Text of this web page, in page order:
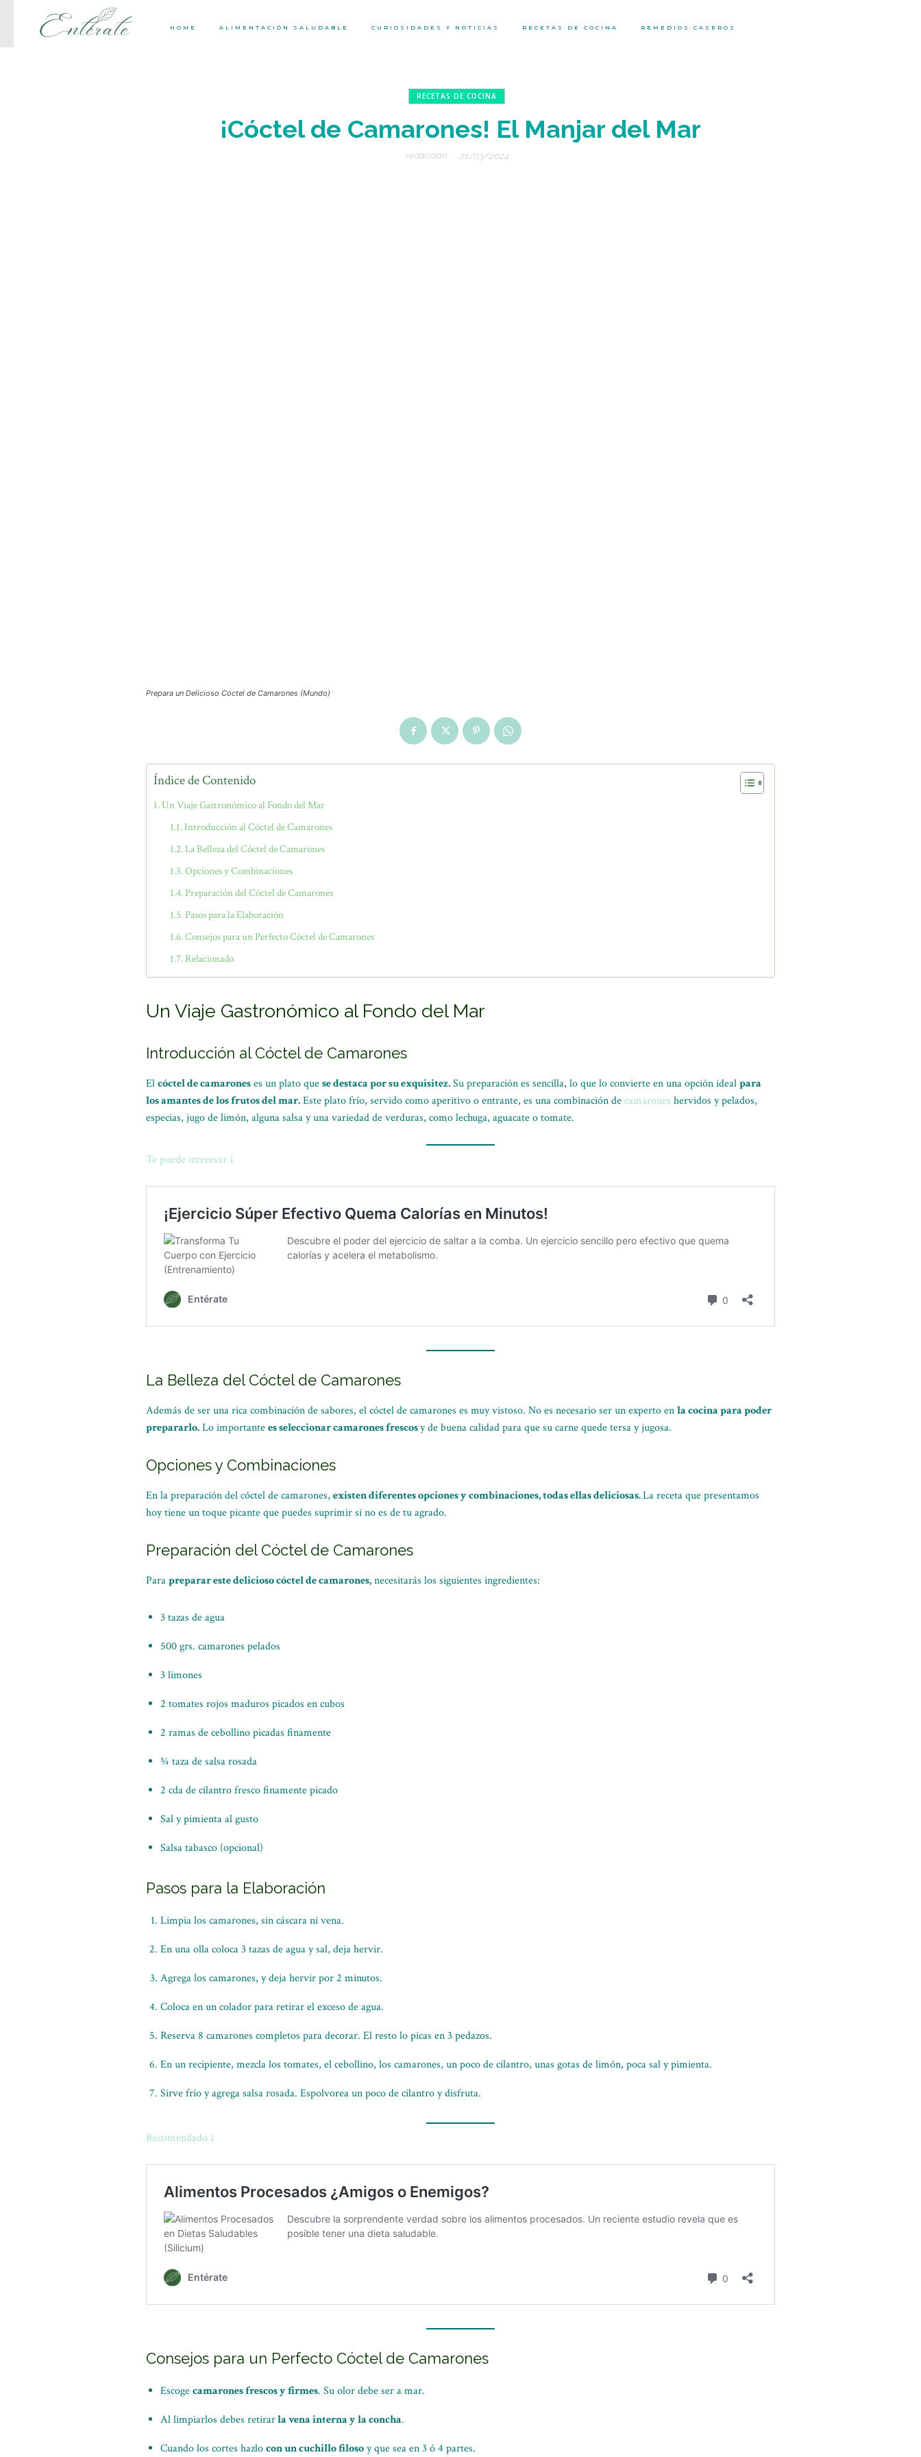
HOME ALIMENTACIÓN SALUDABLE CURIOSIDADES Y NOTICIAS RECETAS DE COCINA REMEDIOS CASEROS
RECETAS DE COCINA
¡Cóctel de Camarones! El Manjar del Mar
redacción 21/03/2024
Prepara un Delicioso Cóctel de Camarones (Mundo)
Índice de Contenido
Un Viaje Gastronómico al Fondo del Mar
Introducción al Cóctel de Camarones
La Belleza del Cóctel de Camarones
Opciones y Combinaciones
Preparación del Cóctel de Camarones
Pasos para la Elaboración
Consejos para un Perfecto Cóctel de Camarones
Relacionado
Un Viaje Gastronómico al Fondo del Mar
Introducción al Cóctel de Camarones
Elcóctel de camaroneses un plato quese destaca por su exquisitez.Su preparación es sencilla, lo que lo convierte en una opción idealpara
los amantes de los frutos del mar.Este plato frío, servido como aperitivo o entrante, es una combinación decamarones hervidos y pelados,
especias, jugo de limón, alguna salsa y una variedad de verduras, como lechuga, aguacate o tomate.
Te puede interesar ↓
La Belleza del Cóctel de Camarones
Además de ser una rica combinación de sabores, el cóctel de camarones es muy vistoso. No es necesario ser un experto enla cocina para poder
prepararlo.Lo importantees seleccionar camarones frescosy de buena calidad para que su carne quede tersa y jugosa.
Opciones y Combinaciones
En la preparación del cóctel de camarones, existen diferentes opciones y combinaciones, todas ellas deliciosas.La receta que presentamos
hoy tiene un toque picante que puedes suprimir si no es de tu agrado.
Preparación del Cóctel de Camarones
Parapreparar este delicioso cóctel de camarones,necesitarás los siguientes ingredientes:
3 tazas de agua
500 grs. camarones pelados
3 limones
2 tomates rojos maduros picados en cubos
2 ramas de cebollino picadas finamente
¾ taza de salsa rosada
2 cda de cilantro fresco finamente picado
Sal y pimienta al gusto
Salsa tabasco (opcional)
Pasos para la Elaboración
Limpia los camarones, sin cáscara ni vena.
En una olla coloca 3 tazas de agua y sal, deja hervir.
Agrega los camarones, y deja hervir por 2 minutos.
Coloca en un colador para retirar el exceso de agua.
Reserva 8 camarones completos para decorar. El resto lo picas en 3 pedazos.
En un recipiente, mezcla los tomates, el cebollino, los camarones, un poco de cilantro, unas gotas de limón, poca sal y pimienta.
Sirve frío y agrega salsa rosada. Espolvorea un poco de cilantro y disfruta.
Recomendado ↓
Consejos para un Perfecto Cóctel de Camarones
Escogecamarones frescos y firmes. Su olor debe ser a mar.
Al limpiarlos debes retirarla vena interna y la concha.
Cuando los cortes hazlocon un cuchillo filosoy que sea en 3 ó 4 partes.